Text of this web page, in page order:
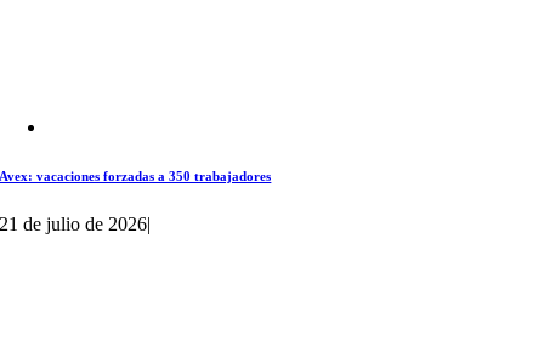
Avex: vacaciones forzadas a 350 trabajadores
21 de julio de 2026|